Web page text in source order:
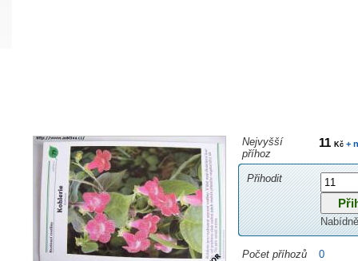
Nejvyšší
příhoz
11 Kč+
Přihodit
Počet příhozů
0